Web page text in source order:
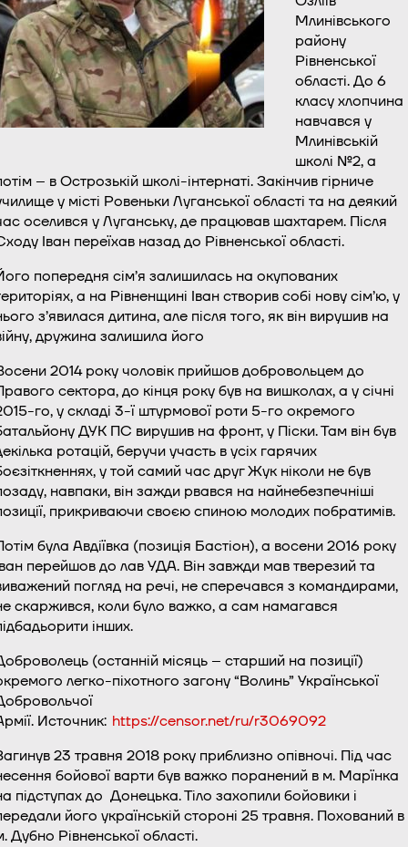
Млинівського
району
Рівненської
області. До 6
класу хлопчина
навчався у
Млинівській
школі №2, а
– в Острозькій школі-інтернаті. Закінчив гірниче
у місті Ровеньки Луганської області та на деякий
оселився у Луганську, де працював шахтарем. Після
Іван переїхав назад до Рівненської області.
попередня сім’я залишилась на окупованих
а на Рівненщині Іван створив собі нову сім’ю, у
з’явилася дитина, але після того, як він вирушив на
дружина залишила його
2014 року чоловік прийшов добровольцем до
сектора, до кінця року був на вишколах, а у січні
го, у складі 3-ї штурмової роти 5-го окремого
ДУК ПС вирушив на фронт, у Піски. Там він був
ротацій, беручи участь в усіх гарячих
у той самий час друг Жук ніколи не був
навпаки, він зажди рвався на найнебезпечніші
прикриваючи своєю спиною молодих побратимів.
була Авдіївка (позиція Бастіон), а восени 2016 року
перейшов до лав УДА. Він завжди мав тверезий та
погляд на речі, не сперечався з командирами,
скаржився, коли було важко, а сам намагався
інших.
(останній місяць – старший на позиції)
легко-піхотного загону “Волинь” Української
Источник: https://censor.net/ru/r3069092
23 травня 2018 року приблизно опівночі. Під час
бойової варти був важко поранений в м. Марїнка
підступах до Донецька. Тіло захопили бойовики і
його українській стороні 25 травня. Похований в
Дубно Рівненської області.